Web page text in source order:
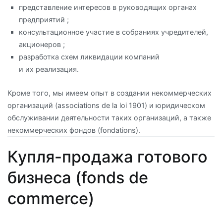
представление интересов в руководящих органах
предприятий ;
консультационное участие в собраниях учредителей,
акционеров ;
разработка схем ликвидации компаний
и их реализация.
Кроме того, мы имеем опыт в создании некоммерческих
организаций (associations de la loi 1901) и юридическом
обслуживании деятельности таких организаций, а также
некоммерческих фондов (fondations).
Купля-продажа готового
бизнеса (fonds de
commerce)